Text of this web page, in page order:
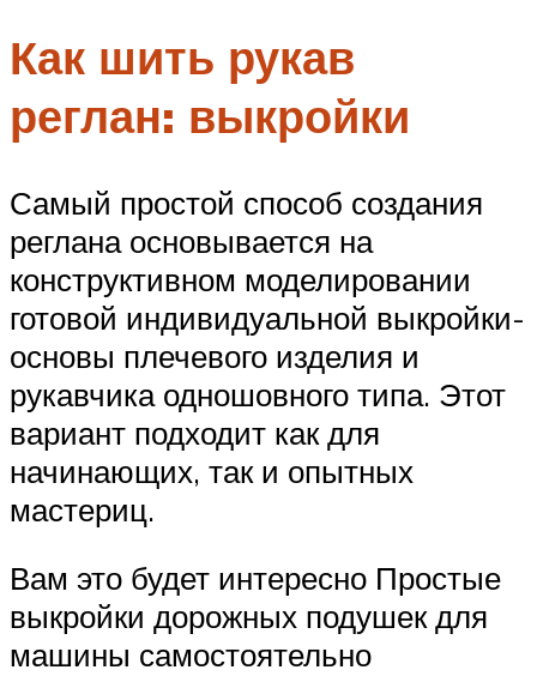
Как шить рукав
реглан: выкройки
Самый простой способ создания
реглана основывается на
конструктивном моделировании
готовой индивидуальной выкройки-
основы плечевого изделия и
рукавчика одношовного типа. Этот
вариант подходит как для
начинающих, так и опытных
мастериц.
Вам это будет интересно Простые
выкройки дорожных подушек для
машины самостоятельно